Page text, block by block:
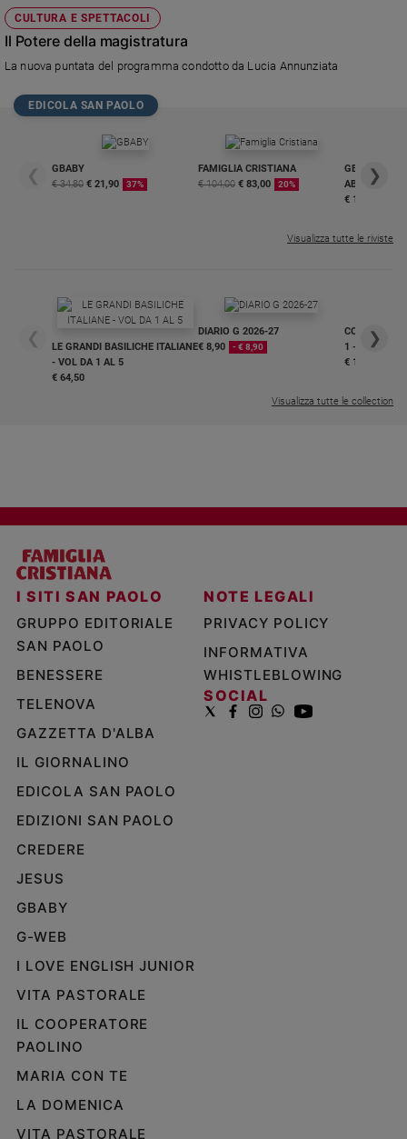
CULTURA E SPETTACOLI
Il Potere della magistratura
La nuova puntata del programma condotto da Lucia Annunziata
EDICOLA SAN PAOLO
❮
GBABY
€ 34,80 € 21,90 37%
FAMIGLIA CRISTIANA
€ 104,00 € 83,00 20%
GBABY
€ 16,99
❯
Visualizza tutte le riviste
❮
LE GRANDI BASILICHE ITALIANE
- VOL DA 1 AL 5
€ 64,50
DIARIO G 2026-27
€ 8,90
- € 8,90
COLLANA
1 - 2
€ 18,50
❯
Visualizza tutte le collection
I SITI SAN PAOLO
GRUPPO EDITORIALE
SAN PAOLO
BENESSERE
TELENOVA
GAZZETTA D'ALBA
IL GIORNALINO
EDICOLA SAN PAOLO
EDIZIONI SAN PAOLO
CREDERE
JESUS
GBABY
G-WEB
I LOVE ENGLISH JUNIOR
VITA PASTORALE
IL COOPERATORE
PAOLINO
MARIA CON TE
LA DOMENICA
VITA PASTORALE
NOTE LEGALI
PRIVACY POLICY
INFORMATIVA
WHISTLEBLOWING
SOCIAL